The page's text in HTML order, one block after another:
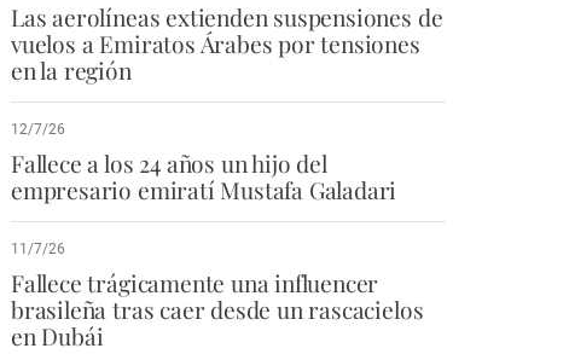
Las aerolíneas extienden suspensiones de
vuelos a Emiratos Árabes por tensiones
en la región
12/7/26
Fallece a los 24 años un hijo del
empresario emiratí Mustafa Galadari
11/7/26
Fallece trágicamente una influencer
brasileña tras caer desde un rascacielos
en Dubái